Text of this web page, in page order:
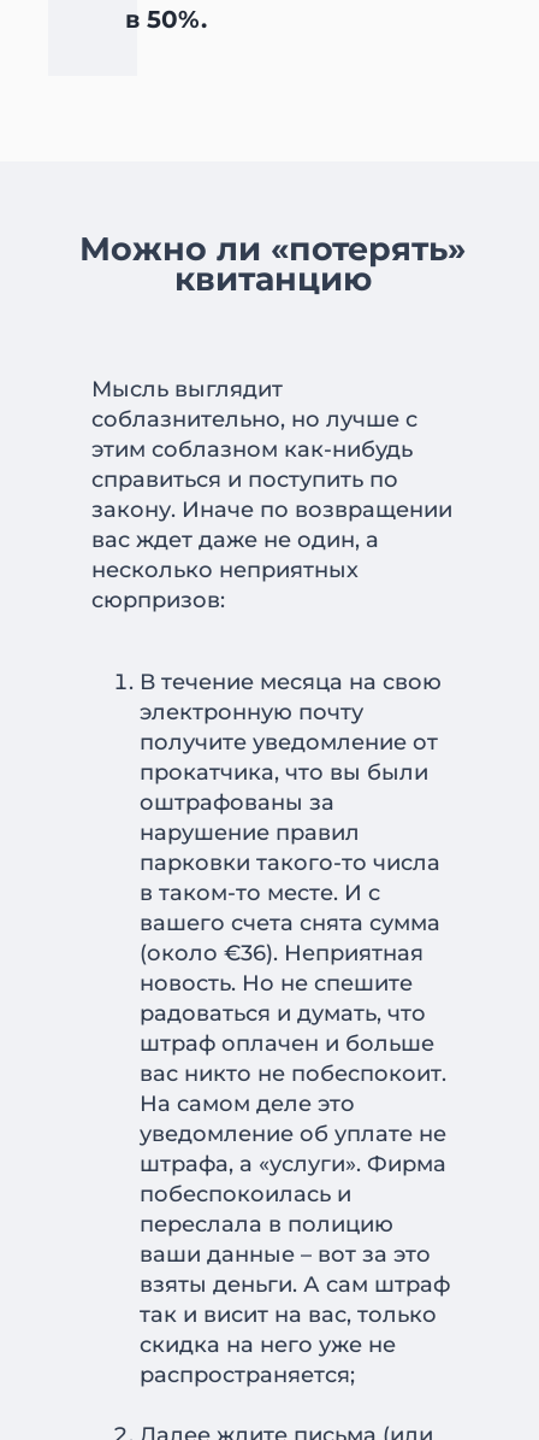
в 50%.
Можно ли «потерять»
квитанцию
Мысль выглядит
соблазнительно, но лучше с
этим соблазном как-нибудь
справиться и поступить по
закону. Иначе по возвращении
вас ждет даже не один, а
несколько неприятных
сюрпризов:
В течение месяца на свою
электронную почту
получите уведомление от
прокатчика, что вы были
оштрафованы за
нарушение правил
парковки такого-то числа
в таком-то месте. И с
вашего счета снята сумма
(около €36). Неприятная
новость. Но не спешите
радоваться и думать, что
штраф оплачен и больше
вас никто не побеспокоит.
На самом деле это
уведомление об уплате не
штрафа, а «услуги». Фирма
побеспокоилась и
переслала в полицию
ваши данные – вот за это
взяты деньги. А сам штраф
так и висит на вас, только
скидка на него уже не
распространяется;